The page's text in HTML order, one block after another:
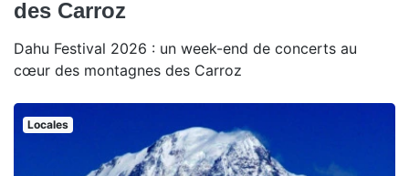
des Carroz
Dahu Festival 2026 : un week-end de concerts au
cœur des montagnes des Carroz
Locales